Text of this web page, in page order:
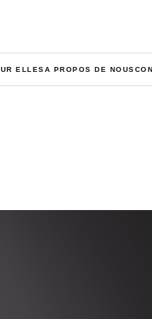
ELLESA PROPOS DE NOUS